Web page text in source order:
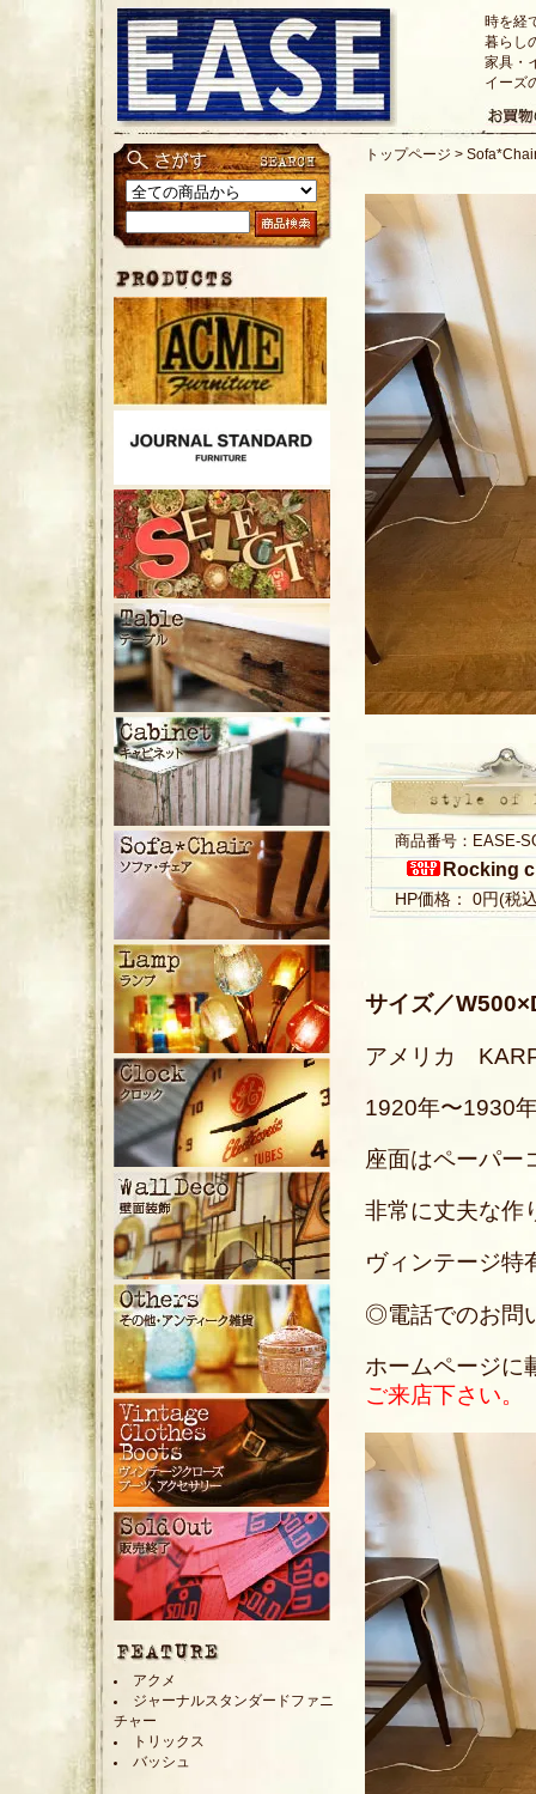
時を経
暮らし
家具・
イーズ
トップページ >
商品番号：EASE-
Rocking
HP価格： 0円(税
サイズ／
アメリカ
1920年〜1930
座面はペーパー
非常に丈夫な作
ヴィンテージ特
◎電話でのお問
ホームページに
ご来店下さい。
アクメ
ジャーナルスタンダードファニ
チャー
トリックス
バッシュ